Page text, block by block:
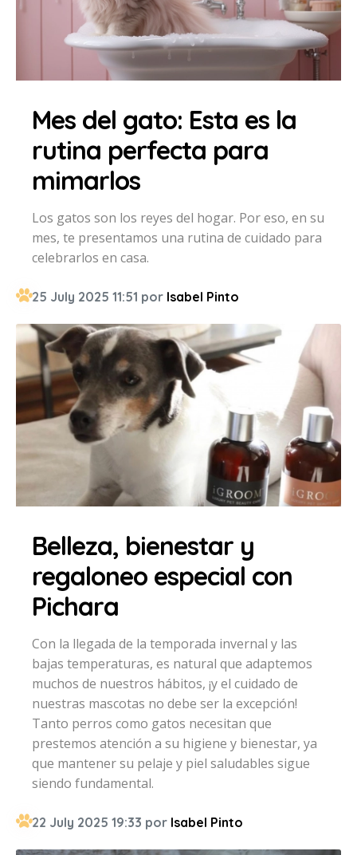
Mes del gato: Esta es la
rutina perfecta para
mimarlos
Los gatos son los reyes del hogar. Por eso, en su
mes, te presentamos una rutina de cuidado para
celebrarlos en casa.
25 July 2025 11:51 por Isabel Pinto
Belleza, bienestar y
regaloneo especial con
Pichara
Con la llegada de la temporada invernal y las
bajas temperaturas, es natural que adaptemos
muchos de nuestros hábitos, ¡y el cuidado de
nuestras mascotas no debe ser la excepción!
Tanto perros como gatos necesitan que
prestemos atención a su higiene y bienestar, ya
que mantener su pelaje y piel saludables sigue
siendo fundamental.
22 July 2025 19:33 por Isabel Pinto